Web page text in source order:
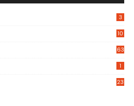
3
10
63
1
23